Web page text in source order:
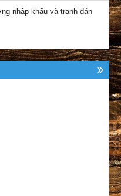
nhập khẩu và tranh dán